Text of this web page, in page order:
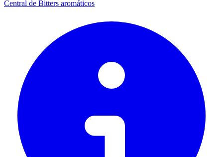
Central de Bitters aromáticos